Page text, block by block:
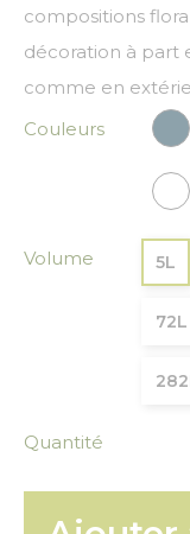
compositions
décoration à part
comme en
Couleurs
Volume 5L
72L
Quantité